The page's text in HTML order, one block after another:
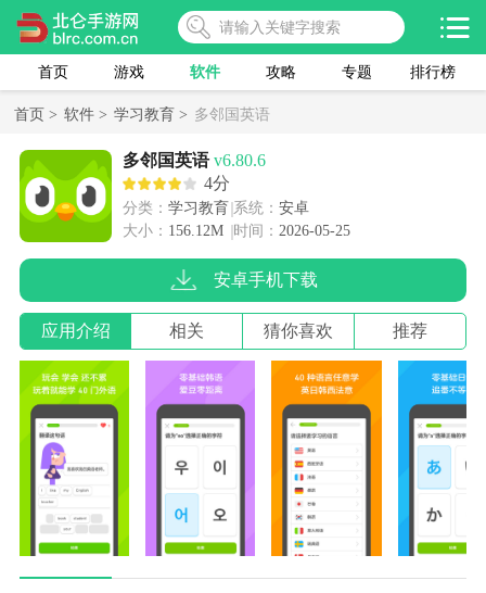
首页 游戏 软件 攻略 专题 排行榜
首页 > 软件 > 学习教育 > 多邻国英语
多邻国英语v6.80.6
4分
分类： 学习教育 系统： 安卓
大小： 156.12M 时间： 2026-05-25
安卓手机下载
应用介绍 相关 猜你喜欢 推荐